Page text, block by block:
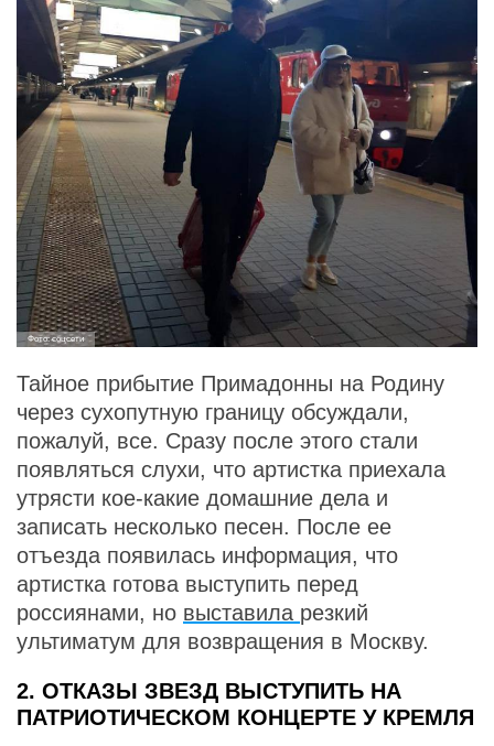
Фото: соцсети
Тайное прибытие Примадонны на Родину
через сухопутную границу обсуждали,
пожалуй, все. Сразу после этого стали
появляться слухи, что артистка приехала
утрясти кое-какие домашние дела и
записать несколько песен. После ее
отъезда появилась информация, что
артистка готова выступить перед
россиянами, но выставила резкий
ультиматум для возвращения в Москву.
2. ОТКАЗЫ ЗВЕЗД ВЫСТУПИТЬ НА
ПАТРИОТИЧЕСКОМ КОНЦЕРТЕ У КРЕМЛЯ